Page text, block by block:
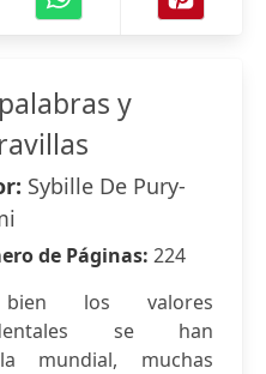
y
Sybille De Pury-
de Páginas: 224
los valores
se han
mundial, muchas